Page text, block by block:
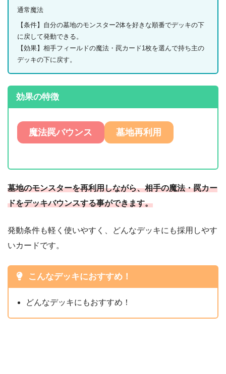
通常魔法
【条件】自分の墓地のモンスター2体を好きな順番でデッキの下
に戻して発動できる。
【効果】相手フィールドの魔法・罠カード1枚を選んで持ち主の
デッキの下に戻す。
効果の特徴
魔法罠バウンス 墓地再利用
墓地のモンスターを再利用しながら、相手の魔法・罠カー
ドをデッキバウンスする事ができます。
発動条件も軽く使いやすく、どんなデッキにも採用しやす
いカードです。
こんなデッキにおすすめ！
どんなデッキにもおすすめ！